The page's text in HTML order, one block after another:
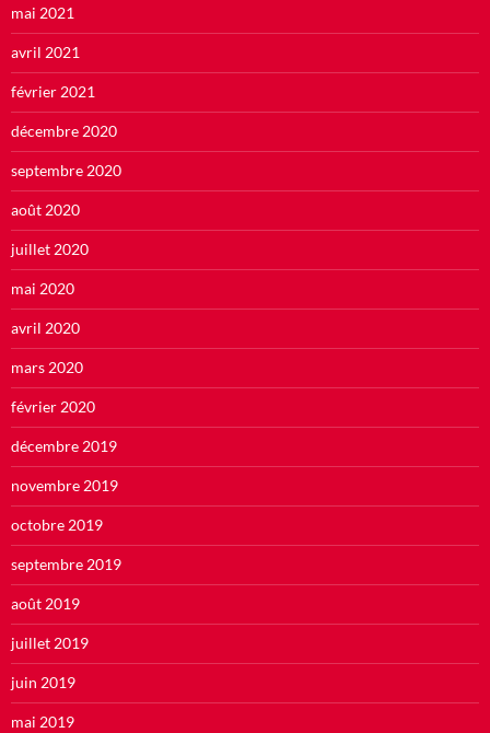
mai 2021
avril 2021
février 2021
décembre 2020
septembre 2020
août 2020
juillet 2020
mai 2020
avril 2020
mars 2020
février 2020
décembre 2019
novembre 2019
octobre 2019
septembre 2019
août 2019
juillet 2019
juin 2019
mai 2019